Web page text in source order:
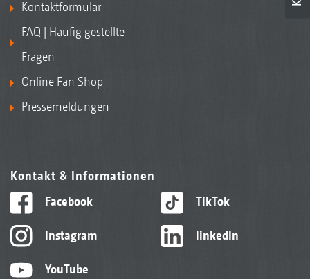
Kontaktformular
FAQ | Häufig gestellte
Fragen
Online Fan Shop
Pressemeldungen
Kontakt & Informationen
Facebook
Instagram
YouTube
TikTok
linkedIn